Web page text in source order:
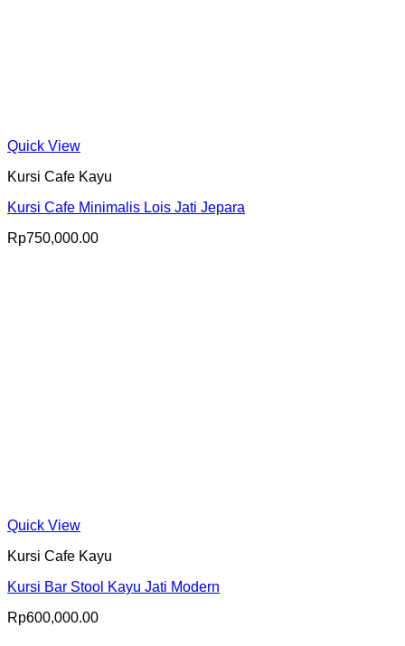
Quick View
Kursi Cafe Kayu
Kursi Cafe Minimalis Lois Jati Jepara
Rp750,000.00
Quick View
Kursi Cafe Kayu
Kursi Bar Stool Kayu Jati Modern
Rp600,000.00